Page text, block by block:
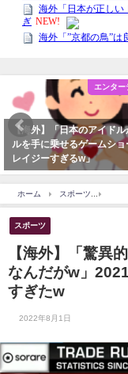
エンター
【海外】「日本のアイド
ルを手に乗せるゲームショ
レイジーすぎるw」
ホーム スポーツ
スポーツ
【海外】「驚異
なんだがw」
すぎたw
2022年8月1日